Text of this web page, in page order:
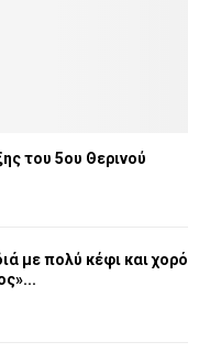
του 5ου Θερινού
με πολύ κέφι και χορό